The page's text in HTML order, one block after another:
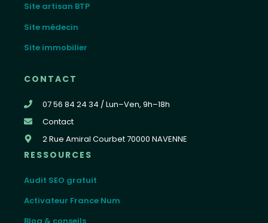
Site artisan BTP
Site médecin
Site immobilier
CONTACT
07 56 84 24 34 / Lun–Ven, 9h–18h
Contact
2 Rue Amiral Courbet 70000 NAVENNE
RESSOURCES
Audit SEO gratuit
Activateur France Num